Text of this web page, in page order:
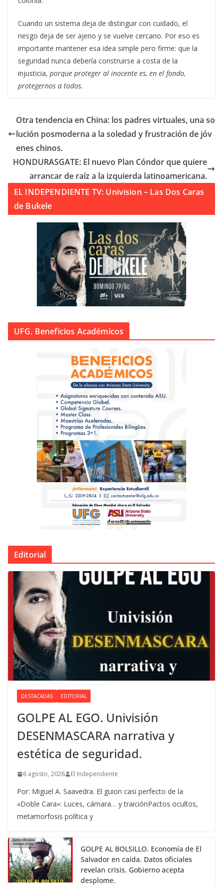
Cuando un sistema deja de distinguir con cuidado, el
riesgo deja de ser ajeno y se vuelve cercano. Por eso es
importante mantener esa idea simple pero firme: que la
seguridad nunca debería construirse a costa de la
injusticia, porque proteger al inocente es, en el fondo,
protegernos a todos.
Otra tendencia en China: los padres virtuales, una so
lución posmoderna a la soledad y frustración de jóv
enes chinos.
HONDURASGATE: El nuevo Plan Cóndor que quiere
arrancar de raíz a la izquierda latinoamericana.
EL INDEPENDIENTE TV: Univision – Las Dos Caras
de Bukele
UFG. Beneficios Académicos
Editorial
DESTACADAS EDITORIAL
GOLPE AL EGO. Univisión
DESENMASCARA narrativa y
estética de seguridad.
6 agosto, 2026 El Independiente
Por: Miguel A. Saavedra. El guion casi perfecto de la
«Doble Cara»: Luces, cámara… y traiciónPactos ocultos,
metamorfosis política y
GOLPE AL BOLSILLO. Economía de El
Salvador en caída. Datos oficiales
revelan crisis. Gobierno acepta
desplome.